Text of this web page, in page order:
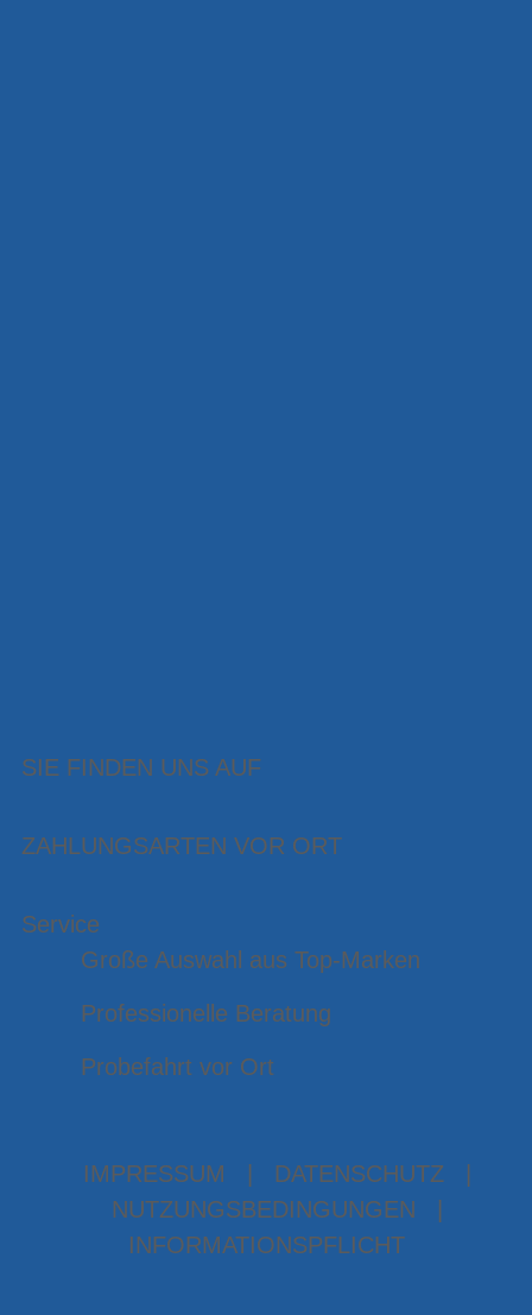
SIE FINDEN UNS AUF
ZAHLUNGSARTEN VOR ORT
Service
Große Auswahl aus Top-Marken
Professionelle Beratung
Probefahrt vor Ort
IMPRESSUM DATENSCHUTZ
NUTZUNGSBEDINGUNGEN
INFORMATIONSPFLICHT